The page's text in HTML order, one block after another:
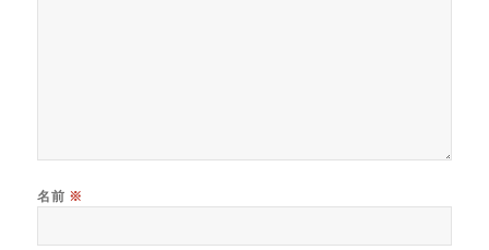
名前 ※